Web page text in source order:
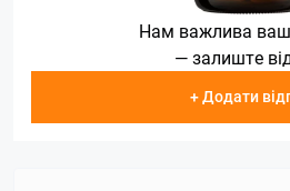
Нам важлива
— залиште
+ Додати